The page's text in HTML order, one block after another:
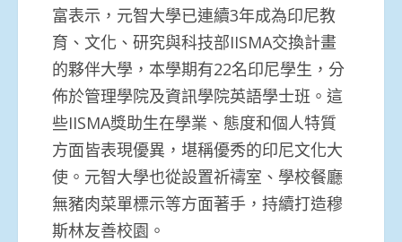
富表示，元智大學已連續3年成為印尼教
育、文化、研究與科技部IISMA交換計畫
的夥伴大學，本學期有22名印尼學生，分
佈於管理學院及資訊學院英語學士班。這
些IISMA獎助生在學業、態度和個人特質
方面皆表現優異，堪稱優秀的印尼文化大
使。元智大學也從設置祈禱室、學校餐廳
無豬肉菜單標示等方面著手，持續打造穆
斯林友善校園。